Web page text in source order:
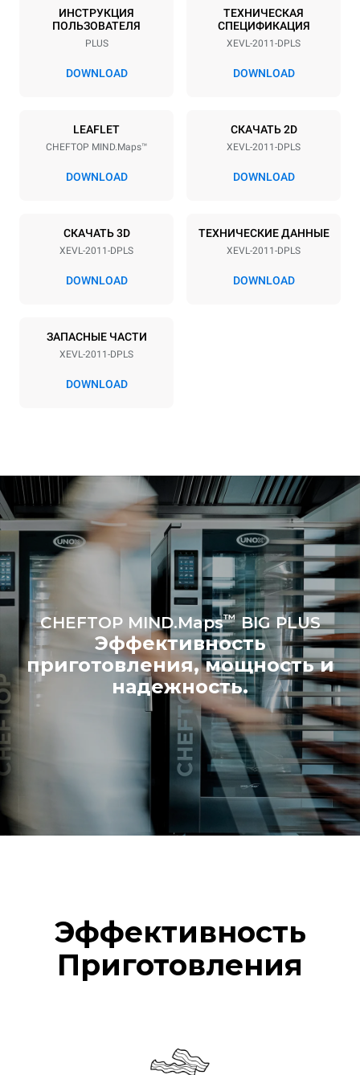
20 GN 1/1
Расстояние между лотками
67 mm
Напряжение
3~
Příkon
Потребление в квт·ч и выбросы co2
возобновляемых
источников.
Greenhouse
Gas Protocol
Рассчитано с учетом
ежедневного использования
печи (365 дней в году):
6 полных загрузок
жареной курицы
6 полных загрузок блюд
Рассчитано с учетом
следующих еженедельных
циклов мойки (52 недели/год):
7 длинных моек
ИНСТРУКЦИЯ
ПОЛЬЗОВАТЕЛЯ
PLUS
DOWNLOAD
ТЕХНИЧЕСКАЯ
СПЕЦИФИКАЦИЯ
XEVL-2011-DPLS
DOWNLOAD
LEAFLET
CHEFTOP MIND.Maps™
DOWNLOAD
СКАЧАТЬ 2D
XEVL-2011-DPLS
DOWNLOAD
СКАЧАТЬ 3D
XEVL-2011-DPLS
DOWNLOAD
ТЕХНИЧЕСКИЕ ДАННЫЕ
XEVL-2011-DPLS
DOWNLOAD
ЗАПАСНЫЕ ЧАСТИ
XEVL-2011-DPLS
DOWNLOAD
CHEFTOP MIND.Maps™BIG PLUS
Эффективность
приготовления, мощность и
надежность.
Эффективность
Приготовления